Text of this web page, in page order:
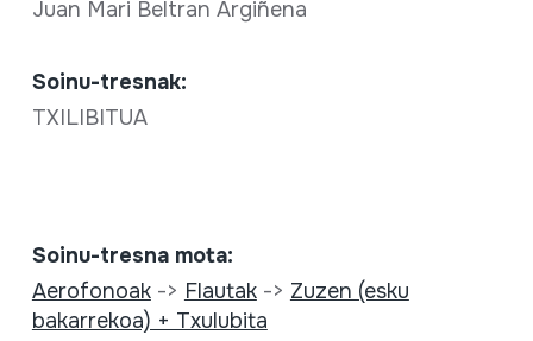
Juan Mari Beltran Argiñena
Soinu-tresnak:
TXILIBITUA
Soinu-tresna mota:
Aerofonoak-> Flautak-> Zuzen (esku
bakarrekoa) + Txulubita